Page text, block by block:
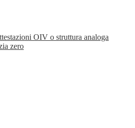
OIV o struttura analoga
zero